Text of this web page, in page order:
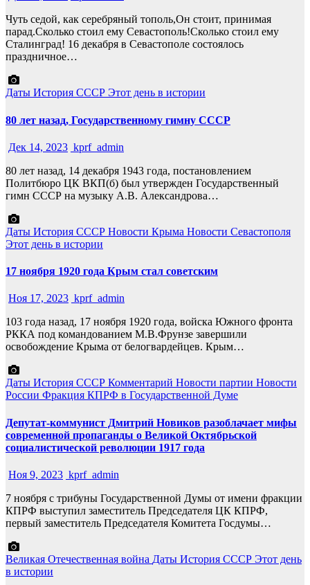
Чуть седой, как серебряный тополь,Он стоит, принимая
парад.Сколько стоил ему Севастополь!Сколько стоил ему
Сталинград! 16 декабря в Севастополе состоялось
праздничное…
Даты История СССР Этот день в истории
80 лет назад, Государственному гимну СССР
Дек 14, 2023 kprf_admin
80 лет назад, 14 декабря 1943 года, постановлением
Политбюро ЦК ВКП(б) был утвержден Государственный
гимн СССР на музыку А.В. Александрова…
Даты История СССР Новости Крыма Новости Севастополя
Этот день в истории
17 ноября 1920 года Крым стал советским
Ноя 17, 2023 kprf_admin
103 года назад, 17 ноября 1920 года, войска Южного фронта
РККА под командованием М.В.Фрунзе завершили
освобождение Крыма от белогвардейцев. Крым…
Даты История СССР Комментарий Новости партии Новости
России Фракция КПРФ в Государственной Думе
Депутат-коммунист Дмитрий Новиков разоблачает мифы
современной пропаганды о Великой Октябрьской
социалистической революции 1917 года
Ноя 9, 2023 kprf_admin
7 ноября с трибуны Государственной Думы от имени фракции
КПРФ выступил заместитель Председателя ЦК КПРФ,
первый заместитель Председателя Комитета Госдумы…
Великая Отечественная война Даты История СССР Этот день
в истории